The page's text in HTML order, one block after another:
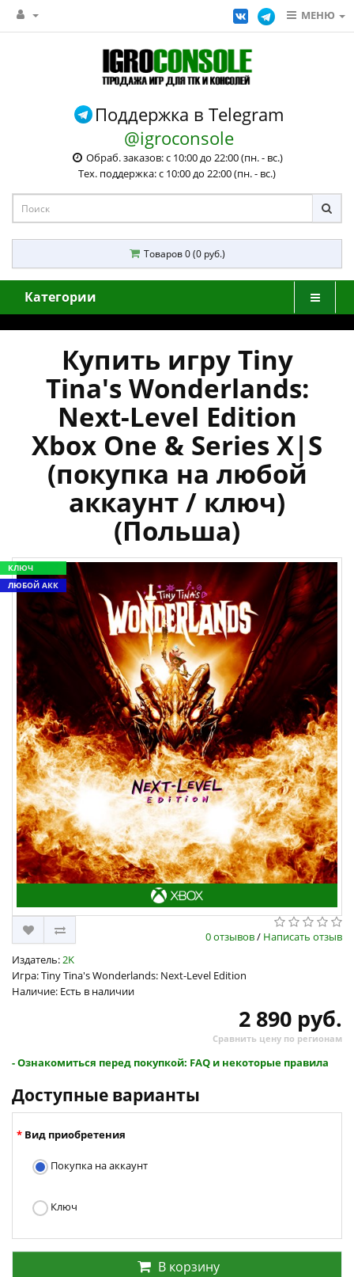
МЕНЮ
Поддержка в Telegram
@igroconsole
Обраб. заказов: с 10:00 до 22:00 (пн. - вс.)
Тех. поддержка: с 10:00 до 22:00 (пн. - вс.)
Товаров 0 (0 руб.)
Категории
Купить игру Tiny
Tina's Wonderlands:
Next-Level Edition
Xbox One & Series X|S
(покупка на любой
аккаунт / ключ)
(Польша)
КЛЮЧ
ЛЮБОЙ АКК
0 отзывов/ Написать отзыв
Издатель:2K
Игра: Tiny Tina's Wonderlands: Next-Level Edition
Наличие: Есть в наличии
2 890 руб.
Сравнить цену по регионам
- Ознакомиться перед покупкой: FAQ и некоторые правила
Доступные варианты
Вид приобретения
Покупка на аккаунт
Ключ
В корзину